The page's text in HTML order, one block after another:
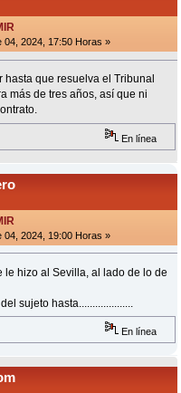
04, 2024, 17:50 Horas »
hasta que resuelva el Tribunal
más de tres años, así que ni
En línea
04, 2024, 19:00 Horas »
le hizo al Sevilla, al lado de lo de
sujeto hasta....................
En línea